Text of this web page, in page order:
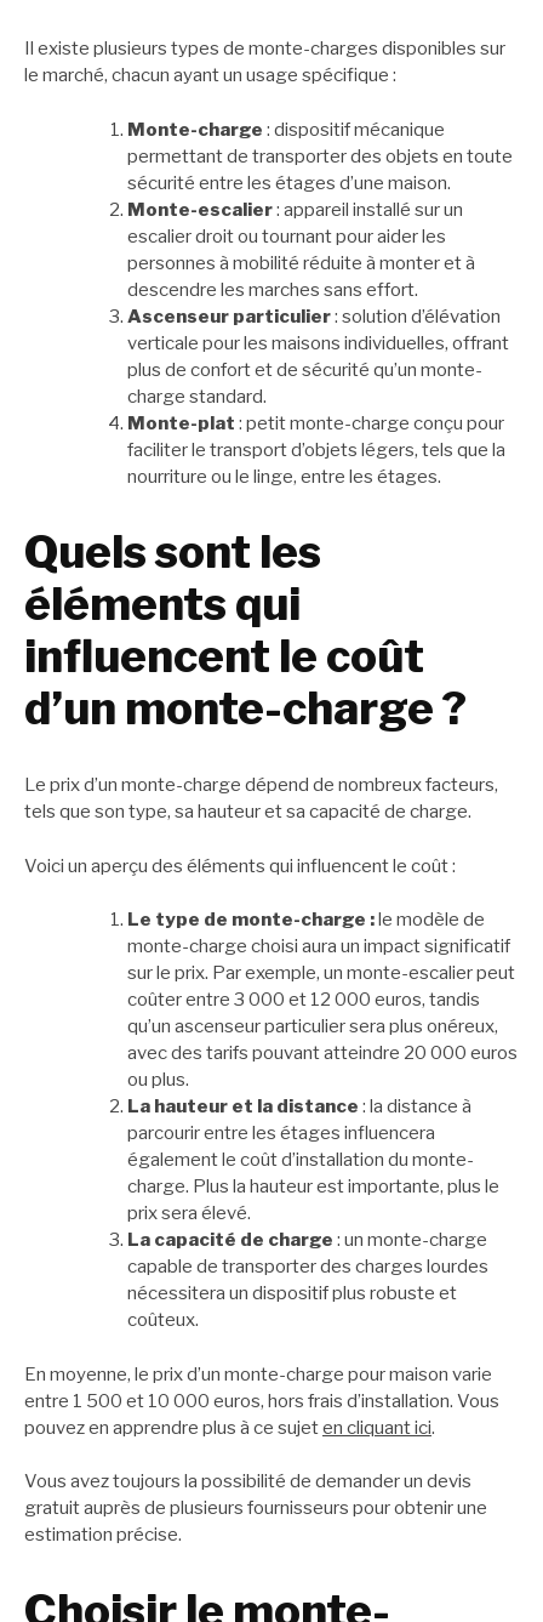
Il existe plusieurs types de monte-charges disponibles sur
le marché, chacun ayant un usage spécifique :
Monte-charge : dispositif mécanique
permettant de transporter des objets en toute
sécurité entre les étages d’une maison.
Monte-escalier: appareil installé sur un
escalier droit ou tournant pour aider les
personnes à mobilité réduite à monter et à
descendre les marches sans effort.
Ascenseur particulier: solution d’élévation
verticale pour les maisons individuelles, offrant
plus de confort et de sécurité qu’un monte-
charge standard.
Monte-plat : petit monte-charge conçu pour
faciliter le transport d’objets légers, tels que la
nourriture ou le linge, entre les étages.
Quels sont les
éléments qui
influencent le coût
d’un monte-charge ?
Le prix d’un monte-charge dépend de nombreux facteurs,
tels que son type, sa hauteur et sa capacité de charge.
Voici un aperçu des éléments qui influencent le coût :
Le type de monte-charge : le modèle de
monte-charge choisi aura un impact significatif
sur le prix. Par exemple, un monte-escalier peut
coûter entre 3 000 et 12 000 euros, tandis
qu’un ascenseur particulier sera plus onéreux,
avec des tarifs pouvant atteindre 20 000 euros
ou plus.
La hauteur et la distance : la distance à
parcourir entre les étages influencera
également le coût d’installation du monte-
charge. Plus la hauteur est importante, plus le
prix sera élevé.
La capacité de charge : un monte-charge
capable de transporter des charges lourdes
nécessitera un dispositif plus robuste et
coûteux.
En moyenne, le prix d’un monte-charge pour maison varie
entre 1 500 et 10 000 euros, hors frais d’installation. Vous
pouvez en apprendre plus à ce sujeten cliquant ici.
Vous avez toujours la possibilité de demander un devis
gratuit auprès de plusieurs fournisseurs pour obtenir une
estimation précise.
Choisir le monte-